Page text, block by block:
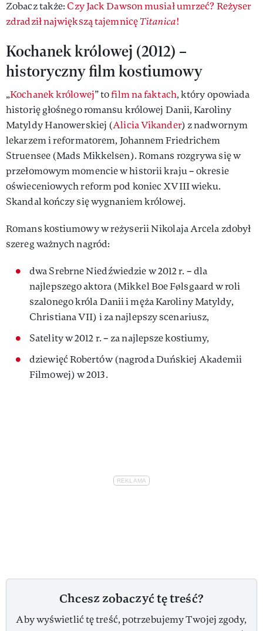
Zobacz także: Czy Jack Dawson musiał umrzeć? Reżyser
zdradził największą tajemnicęTitanica!
Kochanek królowej (2012) –
historyczny film kostiumowy
„Kochanek królowej” tofilm na faktach, który opowiada
historię głośnego romansu królowej Danii, Karoliny
Matyldy Hanowerskiej (Alicia Vikander) z nadwornym
lekarzem i reformatorem, Johannem Friedrichem
Struensee (Mads Mikkelsen). Romans rozgrywa się w
przełomowym momencie w historii kraju – okresie
oświeceniowych reform pod koniec XVIII wieku.
Skandal kończy się wygnaniem królowej.
Romans kostiumowy w reżyserii Nikolaja Arcela zdobył
szereg ważnych nagród:
dwa Srebrne Niedźwiedzie w 2012 r. – dla
najlepszego aktora (Mikkel Boe Følsgaard w roli
szalonego króla Danii i męża Karoliny Matyldy,
Christiana VII) i za najlepszy scenariusz,
Satelity w 2012 r. – za najlepsze kostiumy,
dziewięć Robertów (nagroda Duńskiej Akademii
Filmowej) w 2013.
Chcesz zobaczyć tę treść?
Aby wyświetlić tę treść, potrzebujemy Twojej zgody,